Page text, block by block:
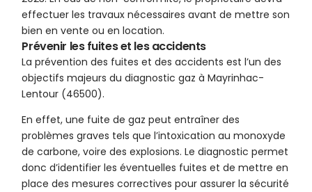
effectuer les travaux nécessaires avant de mettre son
bien en vente ou en location.
Prévenir les fuites et les accidents
La prévention des fuites et des accidents est l’un des
objectifs majeurs du diagnostic gaz à Mayrinhac-
Lentour (46500).
En effet, une fuite de gaz peut entraîner des
problèmes graves tels que l’intoxication au monoxyde
de carbone, voire des explosions. Le diagnostic permet
donc d’identifier les éventuelles fuites et de mettre en
place des mesures correctives pour assurer la sécurité